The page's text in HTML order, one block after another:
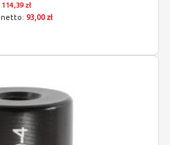
114,39 zł
93,00 zł